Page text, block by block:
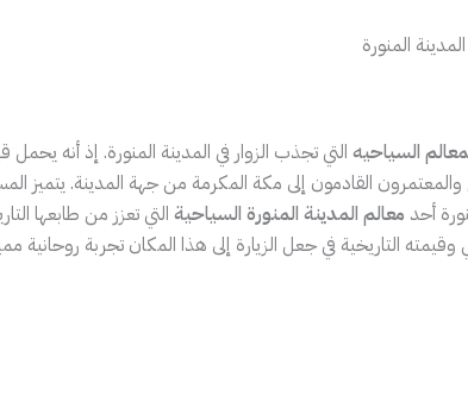
المنورة
السياحيه التي تجذب الزوار في المدينة المنورة. إذ أنه
القادمون إلى مكة المكرمة من جهة المدينة. يتميز
أحد معالم المدينة المنورة السياحية التي تعزز من طابعها
التاريخية في جعل الزيارة إلى هذا المكان تجربة روحانية